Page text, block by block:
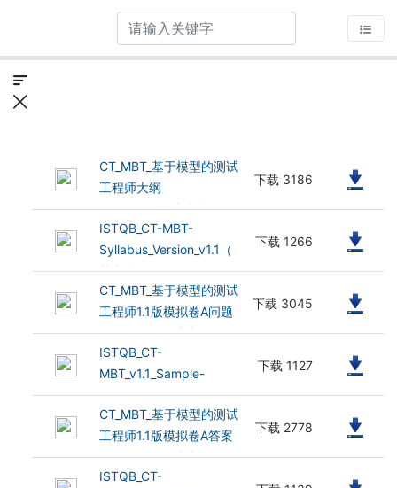
(2.52 MB)
CT_MBT_基于模型的测试
工程师大纲
v1.1_CN1.0（中文版）
下载 3186
(683.52 kB)
ISTQB_CT-MBT-
Syllabus_Version_v1.1（
英文版）
下载 1266
(1.53 MB)
CT_MBT_基于模型的测试
工程师1.1版模拟卷A问题
v1.2_CN1.0（中文版）
下载 3045
(498.86 kB)
ISTQB_CT-
MBT_v1.1_Sample-
Exam-A-
Questions_v1.2（英文
版）
下载 1127
(904.02 kB)
CT_MBT_基于模型的测试
工程师1.1版模拟卷A答案
v1.2_CN1.0（中文版）
下载 2778
ISTQB_CT-